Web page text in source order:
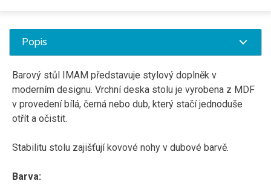
Popis
Barový stůl IMAM představuje stylový doplněk v
moderním designu. Vrchní deska stolu je vyrobena z MDF
v provedení bílá, černá nebo dub, který stačí jednoduše
otřít a očistit.
Stabilitu stolu zajišťují kovové nohy v dubové barvě.
Barva: